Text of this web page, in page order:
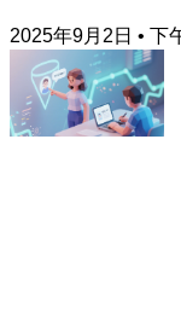
2025年9月2日 下